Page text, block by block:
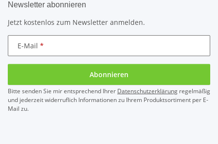
Newsletter abonnieren
Jetzt kostenlos zum Newsletter anmelden.
E-Mail
Abonnieren
Bitte senden Sie mir entsprechend Ihrer Datenschutzerklärung regelmäßig
und jederzeit widerruflich Informationen zu Ihrem Produktsortiment per E-
Mail zu.